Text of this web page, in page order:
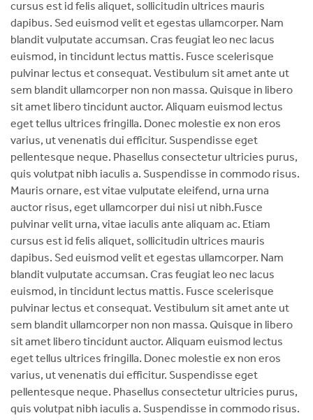
cursus est id felis aliquet, sollicitudin ultrices mauris
dapibus. Sed euismod velit et egestas ullamcorper. Nam
blandit vulputate accumsan. Cras feugiat leo nec lacus
euismod, in tincidunt lectus mattis. Fusce scelerisque
pulvinar lectus et consequat. Vestibulum sit amet ante ut
sem blandit ullamcorper non non massa. Quisque in libero
sit amet libero tincidunt auctor. Aliquam euismod lectus
eget tellus ultrices fringilla. Donec molestie ex non eros
varius, ut venenatis dui efficitur. Suspendisse eget
pellentesque neque. Phasellus consectetur ultricies purus,
quis volutpat nibh iaculis a. Suspendisse in commodo risus.
Mauris ornare, est vitae vulputate eleifend, urna urna
auctor risus, eget ullamcorper dui nisi ut nibh.Fusce
pulvinar velit urna, vitae iaculis ante aliquam ac. Etiam
cursus est id felis aliquet, sollicitudin ultrices mauris
dapibus. Sed euismod velit et egestas ullamcorper. Nam
blandit vulputate accumsan. Cras feugiat leo nec lacus
euismod, in tincidunt lectus mattis. Fusce scelerisque
pulvinar lectus et consequat. Vestibulum sit amet ante ut
sem blandit ullamcorper non non massa. Quisque in libero
sit amet libero tincidunt auctor. Aliquam euismod lectus
eget tellus ultrices fringilla. Donec molestie ex non eros
varius, ut venenatis dui efficitur. Suspendisse eget
pellentesque neque. Phasellus consectetur ultricies purus,
quis volutpat nibh iaculis a. Suspendisse in commodo risus.